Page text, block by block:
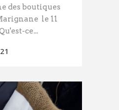
des boutiques
le 11
ce...